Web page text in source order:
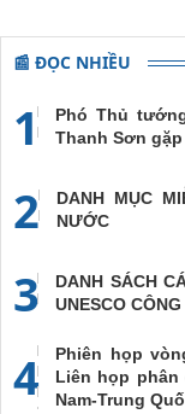
📰 ĐỌC NHIỀU
1
Phó Thủ
Thanh Sơn
2
DANH MỤC
NƯỚC
3
DANH SÁCH
UNESCO
4
Phiên họp
Liên họp
Nam-Trung